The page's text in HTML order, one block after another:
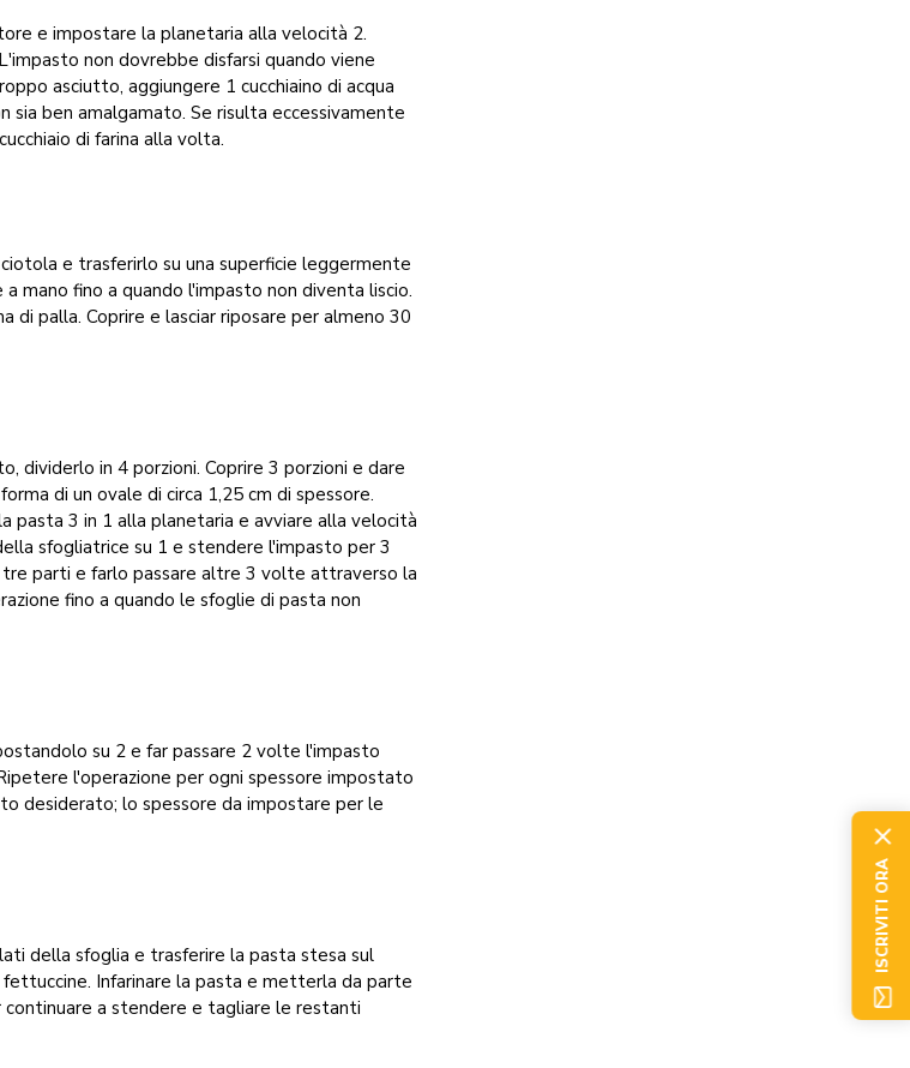
e impostare la planetaria alla velocità 2.
non dovrebbe disfarsi quando viene
asciutto, aggiungere 1 cucchiaino di acqua
sia ben amalgamato. Se risulta eccessivamente
di farina alla volta.
e trasferirlo su una superficie leggermente
mano fino a quando l'impasto non diventa liscio.
di palla. Coprire e lasciar riposare per almeno 30
dividerlo in 4 porzioni. Coprire 3 porzioni e dare
di un ovale di circa 1,25 cm di spessore.
pasta 3 in 1 alla planetaria e avviare alla velocità
sfogliatrice su 1 e stendere l'impasto per 3
parti e farlo passare altre 3 volte attraverso la
fino a quando le sfoglie di pasta non
su 2 e far passare 2 volte l'impasto
l'operazione per ogni spessore impostato
desiderato; lo spessore da impostare per le
della sfoglia e trasferire la pasta stesa sul
Infarinare la pasta e metterla da parte
continuare a stendere e tagliare le restanti
ISCRIVITI ORA